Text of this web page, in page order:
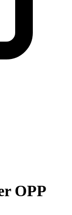
OPP